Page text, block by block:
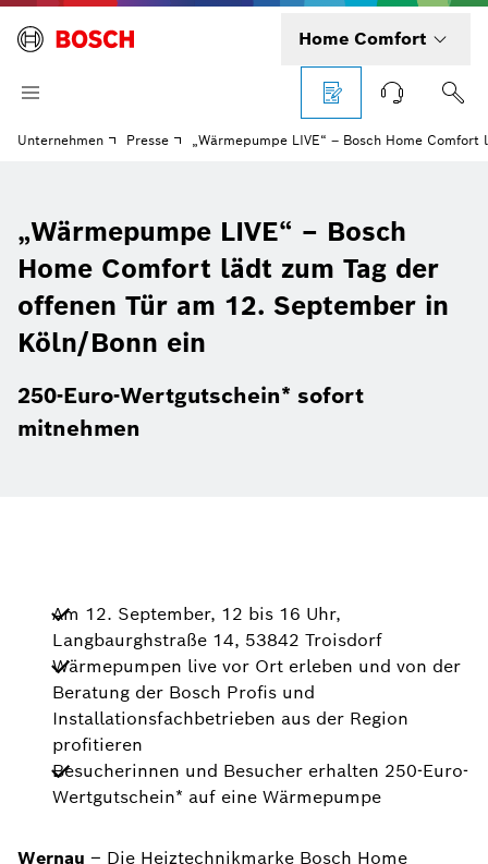
Home Comfort
Unternehmen Presse „Wärmepumpe LIVE“ – Bosch Home
„Wärmepumpe LIVE“ – Bosch
Home Comfort lädt zum Tag der
offenen Tür am 12. September in
Köln/Bonn ein
250-Euro-Wertgutschein* sofort
mitnehmen
Am 12. September, 12 bis 16 Uhr,
Langbaurghstraße 14, 53842 Troisdorf
Wärmepumpen live vor Ort erleben und von der
Beratung der Bosch Profis und
Installationsfachbetrieben aus der Region
profitieren
Besucherinnen und Besucher erhalten 250-Euro-
Wertgutschein* auf eine Wärmepumpe
Wernau – Die Heiztechnikmarke Bosch Home